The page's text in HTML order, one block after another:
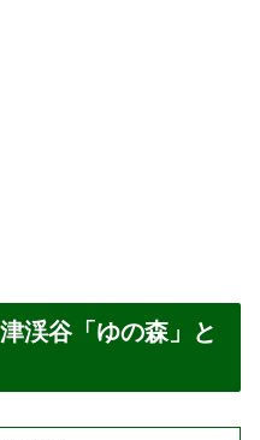
渓谷「ゆの森」と